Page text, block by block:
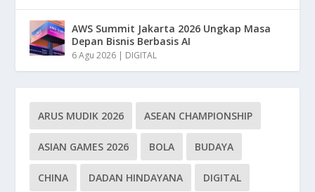
AWS Summit Jakarta 2026 Ungkap Masa
Depan Bisnis Berbasis AI
6 Agu 2026 | DIGITAL
ARUS MUDIK 2026 ASEAN CHAMPIONSHIP
ASIAN GAMES 2026 BOLA BUDAYA
CHINA DADAN HINDAYANA DIGITAL